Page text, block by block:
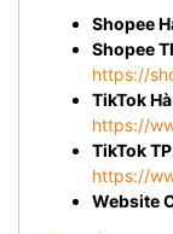
Shopee
Shopee
https://
TikTok
https://
TikTok
https://
Website